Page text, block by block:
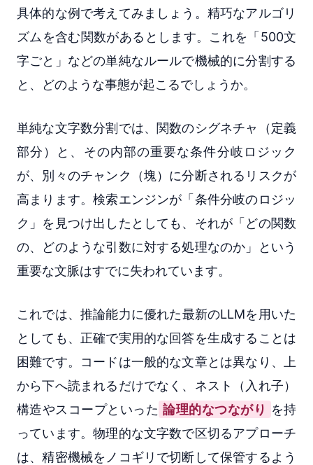
具体的な例で考えてみましょう。精巧なアルゴリ
ズムを含む関数があるとします。これを「500文
字ごと」などの単純なルールで機械的に分割する
と、どのような事態が起こるでしょうか。
単純な文字数分割では、関数のシグネチャ（定義
部分）と、その内部の重要な条件分岐ロジック
が、別々のチャンク（塊）に分断されるリスクが
高まります。検索エンジンが「条件分岐のロジッ
ク」を見つけ出したとしても、それが「どの関数
の、どのような引数に対する処理なのか」という
重要な文脈はすでに失われています。
これでは、推論能力に優れた最新のLLMを用いた
としても、正確で実用的な回答を生成することは
困難です。コードは一般的な文章とは異なり、上
から下へ読まれるだけでなく、ネスト（入れ子）
構造やスコープといった 論理的なつながり を持
っています。物理的な文字数で区切るアプローチ
は、精密機械をノコギリで切断して保管するよう